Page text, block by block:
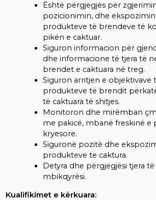
Është përgjegjës për
pozicionimin, dhe
produkteve të brendeve të
pikën e caktuar.
Siguron informacion për
dhe informacione të tjera të
brendet e caktuara në treg.
Siguron arritjen e objektivave
produkteve të brendit
të caktuara të shitjes.
Monitoron dhe mirëmban
me pakicë, mbanë freskinë e
kryesore.
Siguronë pozitë dhe
produkteve te caktura.
Detyra dhe përgjegjësi tjera
mbikqyrësi.
Kualifikimet e kërkuara: